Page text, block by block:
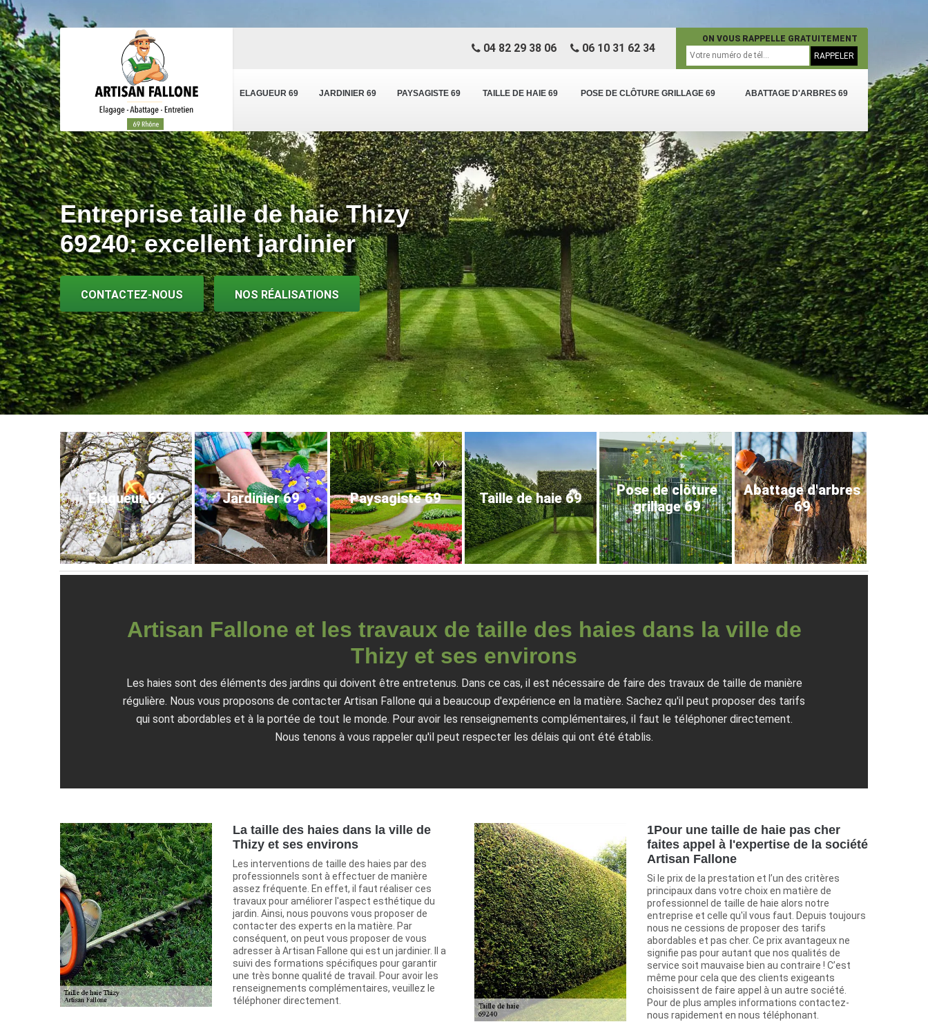
ELAGUEUR 69 JARDINIER 69 PAYSAGISTE 69 TAILLE DE HAIE 69 POSE DE CLÔTURE GRILLAGE 69 ABATTAGE D'ARBRES 69
04 82 29 38 06 06 10 31 62 34
ON VOUS RAPPELLE GRATUITEMENT
Entreprise taille de haie Thizy
69240: excellent jardinier
CONTACTEZ-NOUS NOS RÉALISATIONS
Elagueur 69 Jardinier 69 Paysagiste 69 Taille de haie 69
Pose de clôture
grillage 69
Abattage d'arbres
69
Artisan Fallone et les travaux de taille des haies dans la ville de
Thizy et ses environs
Les haies sont des éléments des jardins qui doivent être entretenus. Dans ce cas, il est nécessaire de faire des travaux de taille de manière
régulière. Nous vous proposons de contacter Artisan Fallone qui a beaucoup d'expérience en la matière. Sachez qu'il peut proposer des tarifs
qui sont abordables et à la portée de tout le monde. Pour avoir les renseignements complémentaires, il faut le téléphoner directement.
Nous tenons à vous rappeler qu'il peut respecter les délais qui ont été établis.
La taille des haies dans la ville de
Thizy et ses environs
Les interventions de taille des haies par des
professionnels sont à effectuer de manière
assez fréquente. En effet, il faut réaliser ces
travaux pour améliorer l'aspect esthétique du
jardin. Ainsi, nous pouvons vous proposer de
contacter des experts en la matière. Par
conséquent, on peut vous proposer de vous
adresser à Artisan Fallone qui est un jardinier. Il a
suivi des formations spécifiques pour garantir
une très bonne qualité de travail. Pour avoir les
renseignements complémentaires, veuillez le
téléphoner directement.
1Pour une taille de haie pas cher
faites appel à l'expertise de la société
Artisan Fallone
Si le prix de la prestation et l’un des critères
principaux dans votre choix en matière de
professionnel de taille de haie alors notre
entreprise et celle qu'il vous faut. Depuis toujours
nous ne cessions de proposer des tarifs
abordables et pas cher. Ce prix avantageux ne
signifie pas pour autant que nos qualités de
service soit mauvaise bien au contraire ! C’est
même pour cela que des clients exigeants
choisissent de faire appel à un autre société.
Pour de plus amples informations contactez-
nous rapidement en nous téléphonant.